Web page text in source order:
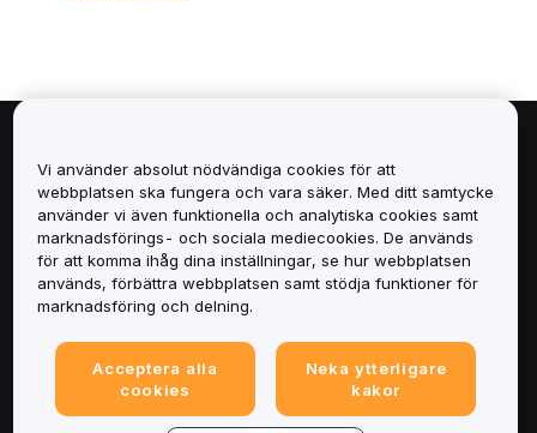
Tjänster
Support
Juridiskt
Vi använder absolut nödvändiga cookies för att
webbplatsen ska fungera och vara säker. Med ditt samtycke
använder vi även funktionella och analytiska cookies samt
marknadsförings- och sociala mediecookies. De används
för att komma ihåg dina inställningar, se hur webbplatsen
används, förbättra webbplatsen samt stödja funktioner för
marknadsföring och delning.
Acceptera alla
cookies
Neka ytterligare
kakor